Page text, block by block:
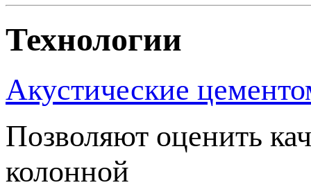
Технологии
Акустические
Позволяют оценить
колонной